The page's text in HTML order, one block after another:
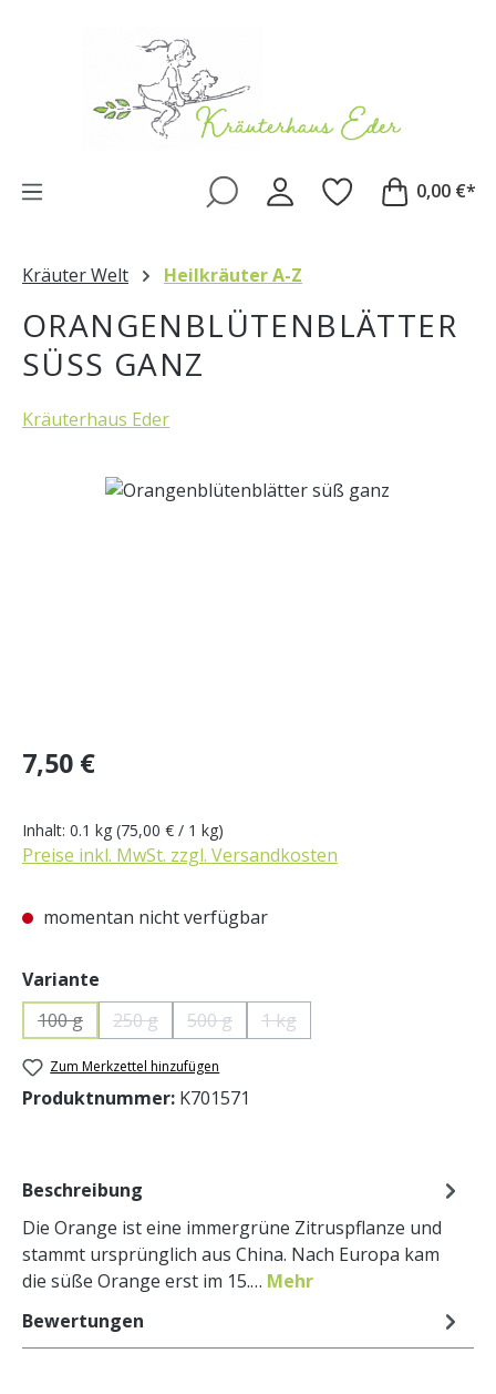
0,00 €*
Kräuter Welt Heilkräuter A-Z
ORANGENBLÜTENBLÄTTER
SÜSS GANZ
Kräuterhaus Eder
Bildergalerie überspringen
Regulärer Preis:
7,50 €
Inhalt: 0.1 kg (75,00 € / 1 kg)
Preise inkl. MwSt. zzgl. Versandkosten
momentan nicht verfügbar
Variante
100 g(Diese Option ist zurzeit nicht verfügbar.)
250 g(Diese Option ist zurzeit nicht verfügbar.)
500 g(Diese Option ist zurzeit nicht
1 kg(Diese Option ist zurzeit nicht
Zum Merkzettel hinzufügen
Produktnummer: K701571
Beschreibung
Die Orange ist eine immergrüne Zitruspflanze und
stammt ursprünglich aus China. Nach Europa kam
die süße Orange erst im 15.… Mehr
Bewertungen